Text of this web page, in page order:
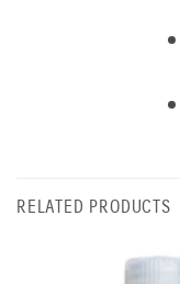
RELATED PRODUCTS